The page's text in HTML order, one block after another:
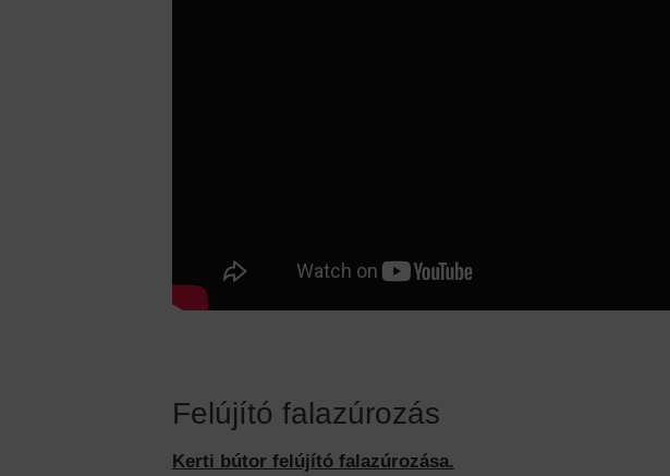
Felújító falazúrozás
Kerti bútor felújító falazúrozása.